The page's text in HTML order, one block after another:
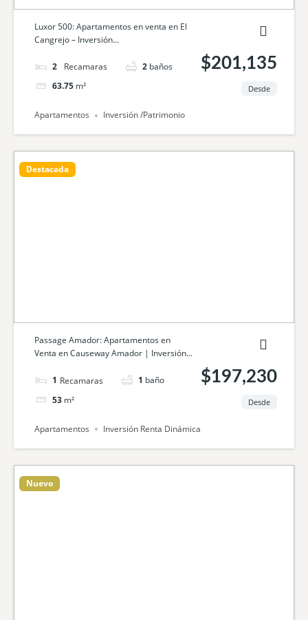
Luxor 500: Apartamentos en venta en El
Cangrejo – Inversión...
2 camas 2 baños
63.75 m²
$201,135
Desde
Apartamentos Inversión /Patrimonio
Destacada
Passage Amador: Apartamentos en
Venta en Causeway Amador | Inversión...
1 cama 1 baño
53 m²
$197,230
Desde
Apartamentos Inversión Renta Dinámica
Nuevo